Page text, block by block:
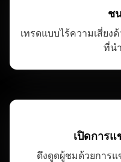
ช
เทรดแบบไร้ความเสี่ยง
ที่น
เปิดการ
ดึงดูดผู้ชมด้วยการ